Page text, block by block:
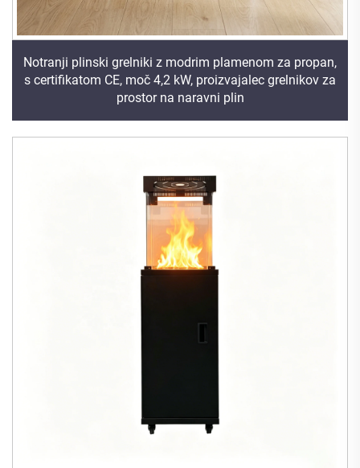
Notranji plinski grelniki z modrim plamenom za propan,
s certifikatom CE, moč 4,2 kW, proizvajalec grelnikov za
prostor na naravni plin